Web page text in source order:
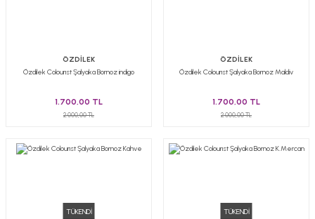
ÖZDİLEK
Özdilek Colourıst Şalyaka Bornoz indigo
1.700,00 TL
2.000,00 TL
ÖZDİLEK
Özdilek Colourıst Şalyaka Bornoz Maldiv
1.700,00 TL
2.000,00 TL
TÜKENDİ TÜKENDİ